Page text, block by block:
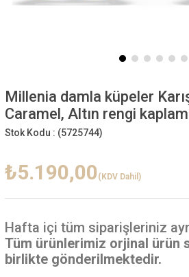
Millenia damla küpeler
Caramel, Altın rengi
Stok Kodu : (5725744)
₺5.190,00 (KDV Dahil)
Hafta içi tüm siparişleriniz
Tüm ürünlerimiz orjinal ürün
birlikte gönderilmektedir.